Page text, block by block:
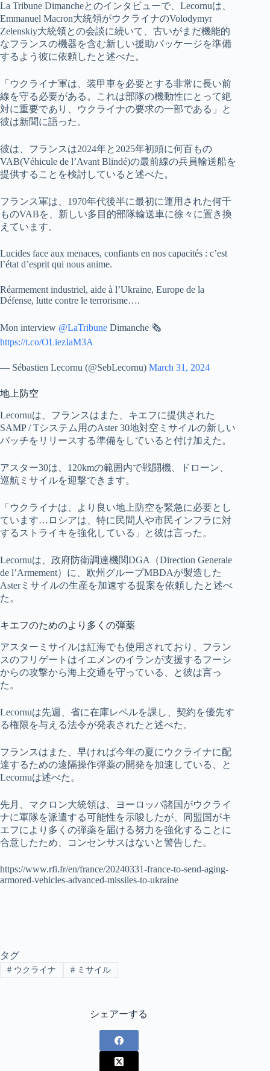
La Tribune Dimancheとのインタビューで、Lecornuは、
Emmanuel Macron大統領がウクライナのVolodymyr
Zelenskiy大統領との会談に続いて、古いがまだ機能的
なフランスの機器を含む新しい援助パッケージを準備
するよう彼に依頼したと述べた。
「ウクライナ軍は、装甲車を必要とする非常に長い前
線を守る必要がある。これは部隊の機動性にとって絶
対に重要であり、ウクライナの要求の一部である」と
彼は新聞に語った。
彼は、フランスは2024年と2025年初頭に何百もの
VAB(Véhicule de l’Avant Blindé)の最前線の兵員輸送船を
提供することを検討していると述べた。
フランス軍は、1970年代後半に最初に運用された何千
ものVABを、新しい多目的部隊輸送車に徐々に置き換
えています。
Lucides face aux menaces, confiants en nos capacités : c’est
l’état d’esprit qui nous anime.
Réarmement industriel, aide à l’Ukraine, Europe de la
Défense, lutte contre le terrorisme….
Mon interview @LaTribune Dimanche 🗞️
https://t.co/OLiezIaM3A
— Sébastien Lecornu (@SebLecornu) March 31, 2024
地上防空
Lecornuは、フランスはまた、キエフに提供された
SAMP / Tシステム用のAster 30地対空ミサイルの新しい
バッチをリリースする準備をしていると付け加えた。
アスター30は、120kmの範囲内で戦闘機、ドローン、
巡航ミサイルを迎撃できます。
「ウクライナは、より良い地上防空を緊急に必要とし
ています…ロシアは、特に民間人や市民インフラに対
するストライキを強化している」と彼は言った。
Lecornuは、政府防衛調達機関DGA（Direction Generale
de l’Armement）に、欧州グループMBDAが製造した
Asterミサイルの生産を加速する提案を依頼したと述べ
た。
キエフのためのより多くの弾薬
アスターミサイルは紅海でも使用されており、フラン
スのフリゲートはイエメンのイランが支援するフーシ
からの攻撃から海上交通を守っている、と彼は言っ
た。
Lecornuは先週、省に在庫レベルを課し、契約を優先す
る権限を与える法令が発表されたと述べた。
フランスはまた、早ければ今年の夏にウクライナに配
達するための遠隔操作弾薬の開発を加速している、と
Lecornuは述べた。
先月、マクロン大統領は、ヨーロッパ諸国がウクライ
ナに軍隊を派遣する可能性を示唆したが、同盟国がキ
エフにより多くの弾薬を届ける努力を強化することに
合意したため、コンセンサスはないと警告した。
https://www.rfi.fr/en/france/20240331-france-to-send-aging-
armored-vehicles-advanced-missiles-to-ukraine
タグ
#ウクライナ #ミサイル
シェアーする